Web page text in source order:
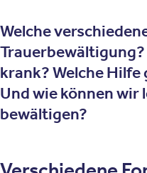
Welche
krank? Welche
Und wie können wir
bewältigen?